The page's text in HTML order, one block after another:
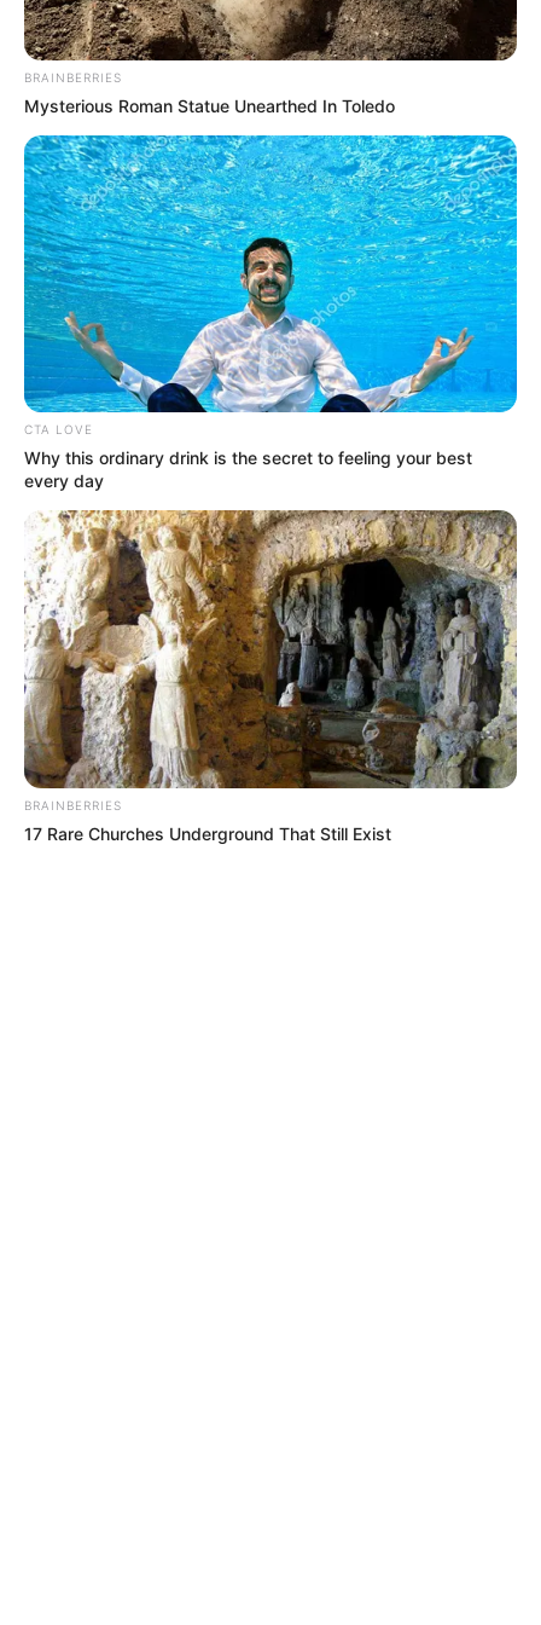
ALERTA BOGOTÁ EN GOOGLE NEWS
TEMAS RELACIONADOS
ALCALDÍA DE CARTAGENA
CHAMBACÚ
NOTICIAS CARTAGENA
PASACABALLOS
MANTÉNGASE EN ALERTA
Tenemos todas las noticias que le
interesan. Para estar bien informado, por
ACTIVAR AHORA
TEMAS DESTACADOS
CORTES DE LUZ EN BOLÍVAR
EL CARMEN DE BOLÍVAR
DUMEK TURBAY
ALCALDÍA DE CARTAGENA
YAMIL ARANA
FEMINICIDIO
BRAINBERRIES
Mysterious Roman Statue Unearthed In Toledo
CTA LOVE
Why this ordinary drink is the secret to feeling your best
every day
BRAINBERRIES
17 Rare Churches Underground That Still Exist